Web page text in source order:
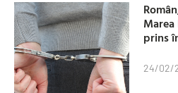
prins
24/02/